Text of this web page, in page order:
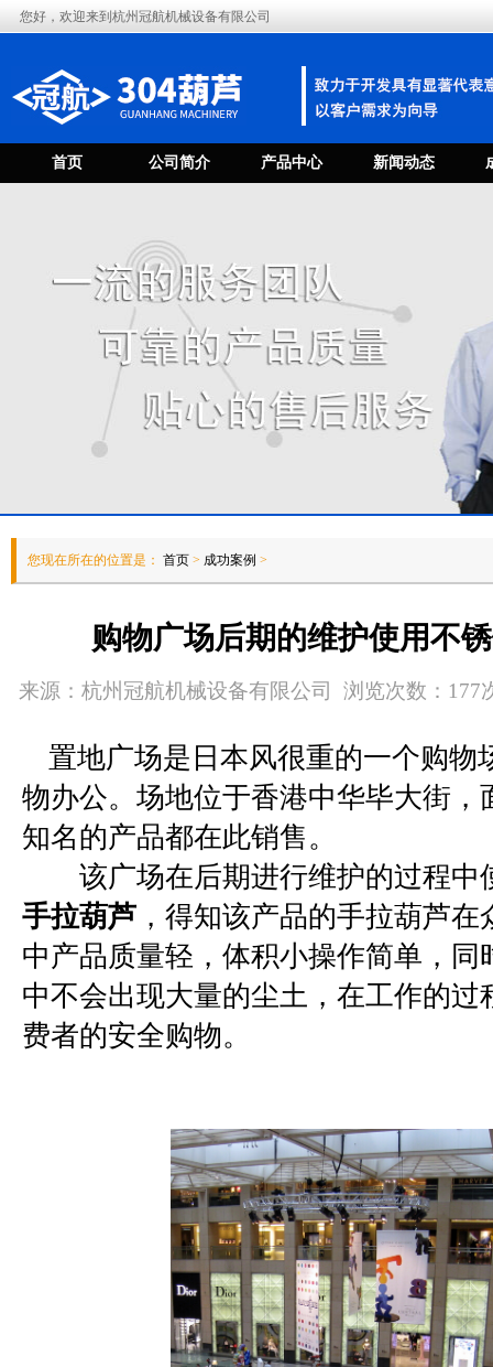
您好，欢迎来到杭州冠航机械设备有限公司
首页 公司简介 产品中心 新闻动态
您现在所在的位置是： 首页 > 成功案例 >
购物广场后期的维护使用不
来源：杭州冠航机械设备有限公司 浏览次数：177
置地广场是日本风很重的一个购物
物办公。场地位于香港中华毕大街，
知名的产品都在此销售。
该广场在后期进行维护的过程中
手拉葫芦 ，得知该产品的手拉葫芦
中产品质量轻，体积小操作简单，同
中不会出现大量的尘土，在工作的过
费者的安全购物。